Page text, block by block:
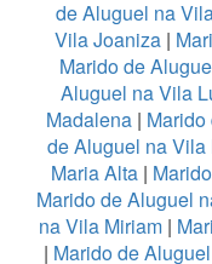
de Aluguel na
Vila Joaniza|
Marido de
Aluguel na Vila
Madalena |
de Aluguel na Vila
Maria Alta|
Marido de Aluguel
na Vila Miriam |
| Marido de